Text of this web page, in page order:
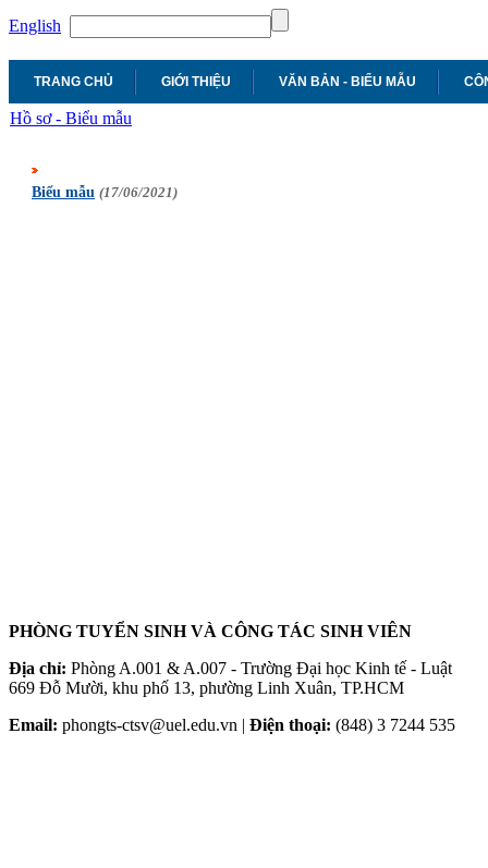
English
TRANG CHỦ GIỚI THIỆU VĂN BẢN - BIỂU MẪU
Hồ sơ - Biểu mẫu
Biểu mẫu (17/06/2021)
PHÒNG TUYỂN SINH VÀ CÔNG TÁC SINH VIÊN
Địa chỉ: Phòng A.001 & A.007 - Trường Đại học Kinh tế - Luật
669 Đỗ Mười, khu phố 13, phường Linh Xuân, TP.HCM
Email: phongts-ctsv@uel.edu.vn | Điện thoại: (848) 3 7244 535